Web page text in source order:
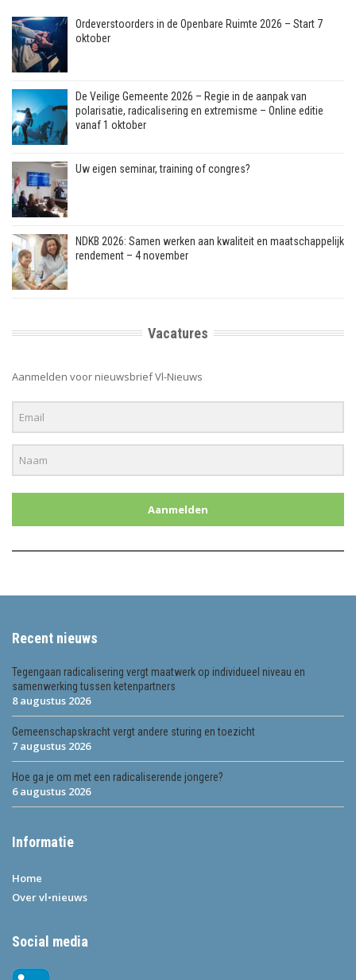
Ordeverstoorders in de Openbare Ruimte 2026 – Start 7
oktober
De Veilige Gemeente 2026 – Regie in de aanpak van
polarisatie, radicalisering en extremisme – Online editie
vanaf 1 oktober
Uw eigen seminar, training of congres?
NDKB 2026: Samen werken aan kwaliteit en maatschappelijk
rendement – 4 november
Vacatures
Aanmelden voor nieuwsbrief Vl-Nieuws
Aanmelden
Recent nieuws
Tegengaan radicalisering vergt maatwerk op individueel niveau en
samenwerking tussen ketenpartners
8 augustus 2026
Gemeenschapskracht vergt andere sturing en toezicht
7 augustus 2026
Hoe ga je om met een radicaliserende jongere?
6 augustus 2026
Informatie
Home
Over vl•nieuws
Social media